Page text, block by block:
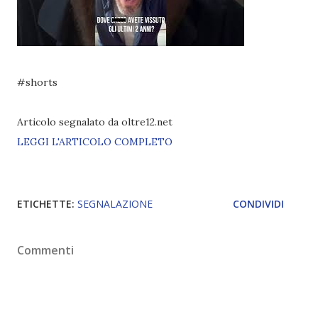
#shorts
Articolo segnalato da oltre12.net
LEGGI L'ARTICOLO COMPLETO
ETICHETTE: SEGNALAZIONE CONDIVIDI
Commenti